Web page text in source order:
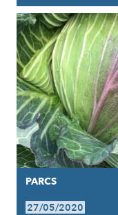
PARCS
27/05/2020